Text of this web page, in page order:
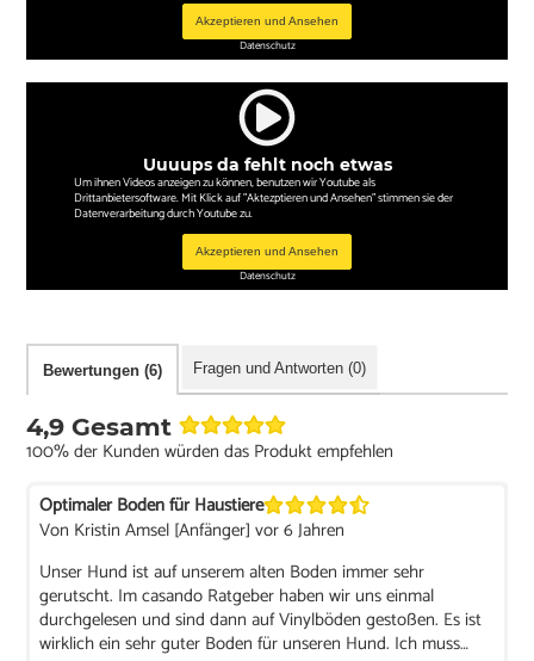
Akzeptieren und Ansehen
Datenschutz
Uuuups da fehlt noch etwas
Um ihnen Videos anzeigen zu können, benutzen wir Youtube als
Drittanbietersoftware. Mit Klick auf "Aktezptieren und Ansehen" stimmen sie der
Datenverarbeitung durch Youtube zu.
Akzeptieren und Ansehen
Datenschutz
Bewertungen (6) Fragen und Antworten (0)
4,9 Gesamt
100% der Kunden würden das Produkt empfehlen
Optimaler Boden für Haustiere
Von Kristin Amsel [Anfänger] vor 6 Jahren
Unser Hund ist auf unserem alten Boden immer sehr
gerutscht. Im casando Ratgeber haben wir uns einmal
durchgelesen und sind dann auf Vinylböden gestoßen. Es ist
wirklich ein sehr guter Boden für unseren Hund. Ich muss